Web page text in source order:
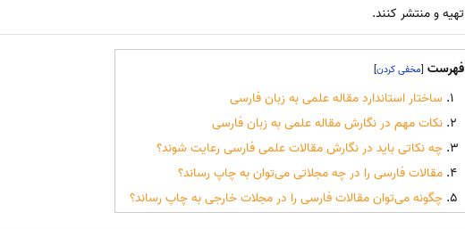
تهیه و منتشر کنند.
فهرست [
]
ساختار استاندارد مقاله علمی به زبان فارسی
نکات مهم در نگارش مقاله علمی به زبان فارسی
چه نکاتی باید در نگارش مقالات علمی فارسی رعایت شوند؟
مقالات فارسی را در چه مجلاتی می‌توان به چاپ رساند؟
چگونه می‌توان مقالات فارسی را در مجلات خارجی به چاپ رساند؟